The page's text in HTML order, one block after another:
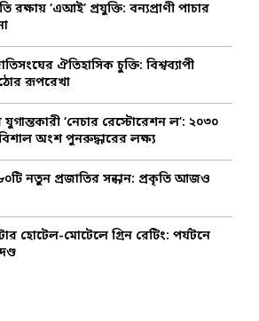
রক্ষায় ‘এআই’ প্রযুক্তি: বন্যপ্রাণী পাচার
ঐতিহাসিক চুক্তি: বিশ্বব্যাপী
রূপরেখা
‘নেচার রেস্টোরেশন ল’: ২০৩০
অংশ পুনরুদ্ধারের লক্ষ্য
নতুন প্রজাতির সন্ধান: প্রকৃতি আজও
হোটেল-মোটেলে গ্রিন রেটিং: পর্যটনে